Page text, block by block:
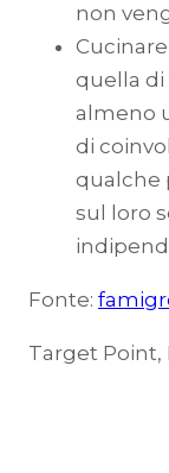
non
quella di
almeno
di
qualche
sul loro
Fonte:
Target Point,